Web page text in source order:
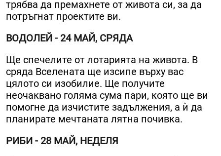
трябва да премахнете от живота си, за да
потръгнат проектите ви.
ВОДОЛЕЙ - 24 МАЙ, СРЯДА
Ще спечелите от лотарията на живота. В
сряда Вселената ще изсипе върху вас
цялото си изобилие. Ще получите
неочаквано голяма сума пари, която ще ви
помогне да изчистите задължения, а ѝ да
планирате мечтаната лятна почивка.
РИБИ - 28 МАЙ, НЕДЕЛЯ